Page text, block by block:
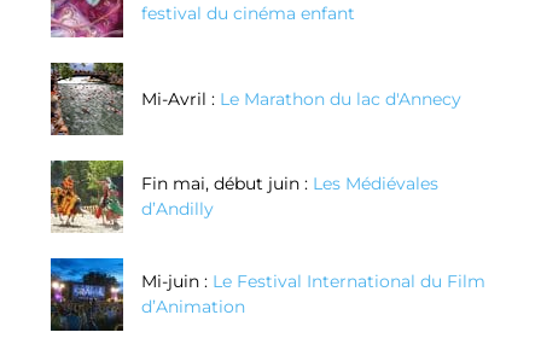
festival du cinéma enfant
Mi-Avril : Le Marathon du lac d'Annecy
Fin mai, début juin : Les Médiévales
d’Andilly
Mi-juin : Le Festival International du Film
d’Animation